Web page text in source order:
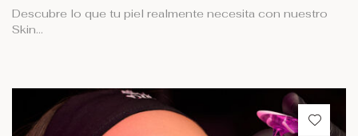
Descubre lo que tu piel realmente necesita con nuestro
Skin…